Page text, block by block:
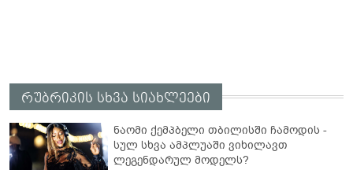
რუბრიკის სხვა სიახლეები
ნაომი ქემპბელი თბილისში ჩამოდის -
სულ სხვა ამპლუაში ვიხილავთ
ლეგენდარულ მოდელს?